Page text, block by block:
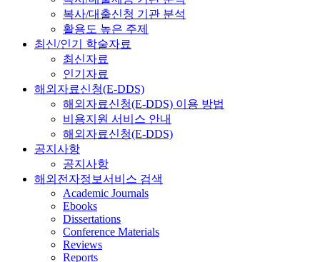
복사/대출신청 기관 분석
활용도 높은 주제
최신/인기 학술자료
최신자료
인기자료
해외자료신청(E-DDS)
해외자료신청(E-DDS) 이용 방법
비용지원 서비스 안내
해외자료신청(E-DDS)
공지사항
공지사항
해외전자정보서비스 검색
Academic Journals
Ebooks
Dissertations
Conference Materials
Reviews
Reports